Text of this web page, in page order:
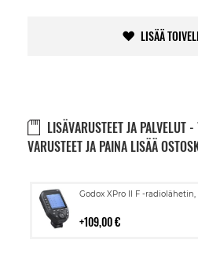
LISÄÄ
LISÄVARUSTEET JA PALVELUT
VARUSTEET JA PAINA LISÄÄ
Godox XPro II F -
109,00 €
Lisää